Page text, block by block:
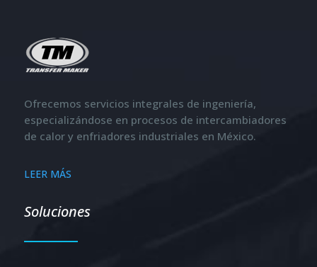
Ofrecemos servicios integrales de ingeniería,
especializándose en procesos de intercambiadores
de calor y enfriadores industriales en México.
LEER MÁS
Soluciones